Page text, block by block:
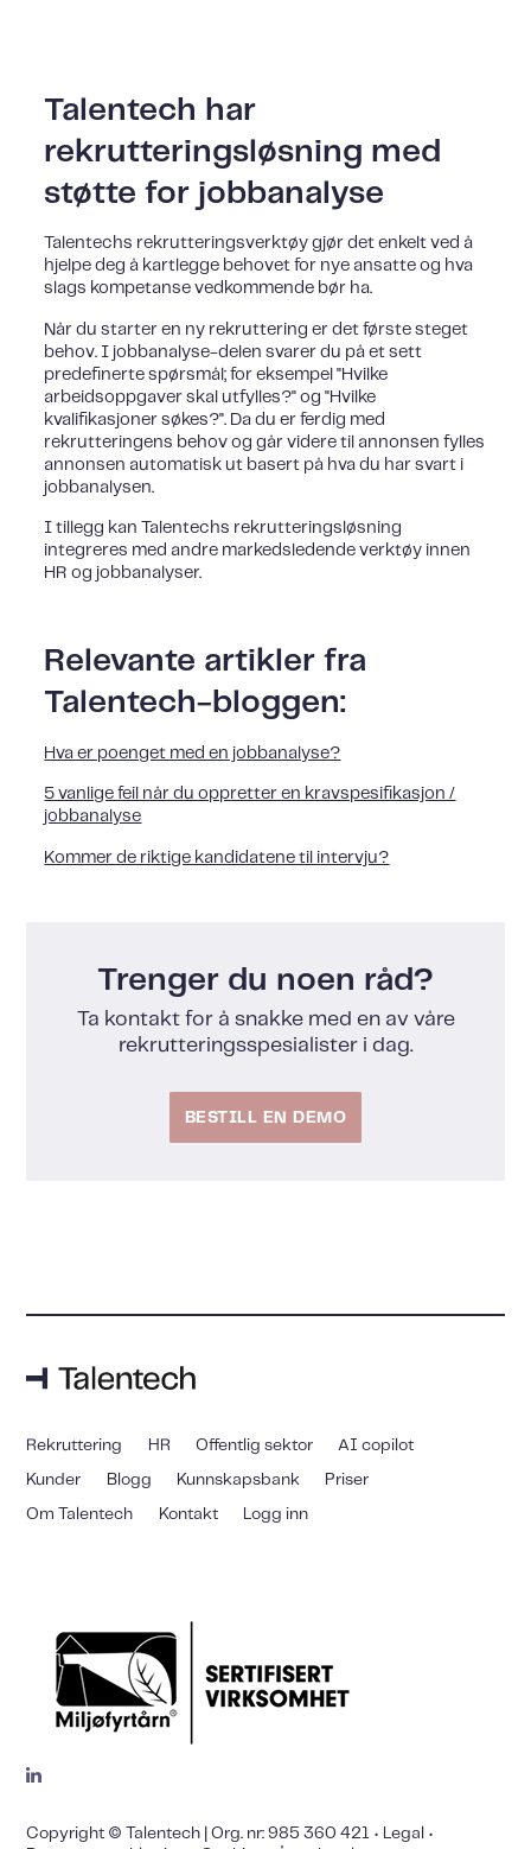
Talentech har
rekrutteringsløsning med
støtte for jobbanalyse
Talentechs rekrutteringsverktøy gjør det enkelt ved å
hjelpe deg å kartlegge behovet for nye ansatte og hva
slags kompetanse vedkommende bør ha.
Når du starter en ny rekruttering er det første steget
behov. I jobbanalyse-delen svarer du på et sett
predefinerte spørsmål; for eksempel "Hvilke
arbeidsoppgaver skal utfylles?" og "Hvilke
kvalifikasjoner søkes?". Da du er ferdig med
rekrutteringens behov og går videre til annonsen fylles
annonsen automatisk ut basert på hva du har svart i
jobbanalysen.
I tillegg kan Talentechs rekrutteringsløsning
integreres med andre markedsledende verktøy innen
HR og jobbanalyser.
Relevante artikler fra
Talentech-bloggen:
Hva er poenget med en jobbanalyse?
5 vanlige feil når du oppretter en kravspesifikasjon /
jobbanalyse
Kommer de riktige kandidatene til intervju?
Trenger du noen råd?
Ta kontakt for å snakke med en av våre
rekrutteringsspesialister i dag.
BESTILL EN DEMO
Rekruttering HR Offentlig sektor AI copilot
Kunder Blogg Kunnskapsbank Priser
Om Talentech Kontakt Logg inn
Copyright © Talentech | Org. nr: 985 360 421 • Legal •